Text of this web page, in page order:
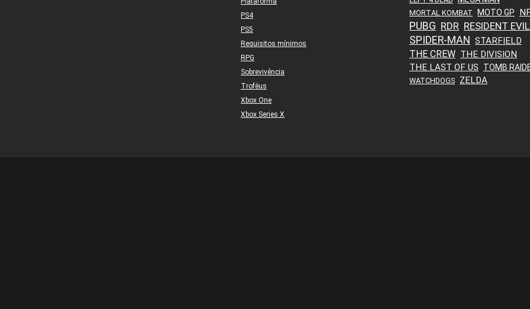
PS4
PS5
Requisitos mínimos
RPG
Sobrevivência
Troféus
Xbox One
Xbox Series X
MORTAL KOMBAT MOTO GP
PUBG RDR RESIDENT EVIL
SPIDER-MAN STARFIELD
THE CREW THE DIVISION
THE LAST OF US
TOMB
WATCHDOGS ZELDA